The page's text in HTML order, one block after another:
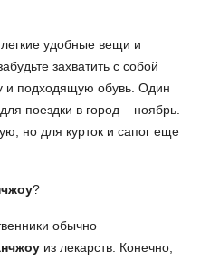
удобные вещи и
захватить с собой
и подходящую обувь. Один
поездки в город – ноябрь.
но для курток и сапог еще
?
обычно
из лекарств. Конечно,